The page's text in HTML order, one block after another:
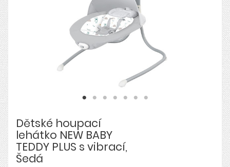
Dětské houpací
lehátko NEW BABY
TEDDY PLUS s vibrací,
Šedá